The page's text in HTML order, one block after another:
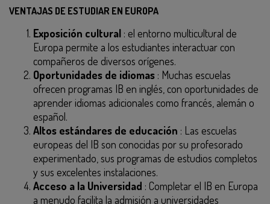
VENTAJAS DE ESTUDIAR EN EUROPA
Exposición cultural : el entorno multicultural de
Europa permite a los estudiantes interactuar con
compañeros de diversos orígenes.
Oportunidades de idiomas : Muchas escuelas
ofrecen programas IB en inglés, con oportunidades de
aprender idiomas adicionales como francés, alemán o
español.
Altos estándares de educación : Las escuelas
europeas del IB son conocidas por su profesorado
experimentado, sus programas de estudios completos
y sus excelentes instalaciones.
Acceso a la Universidad : Completar el IB en Europa
a menudo facilita la admisión a universidades